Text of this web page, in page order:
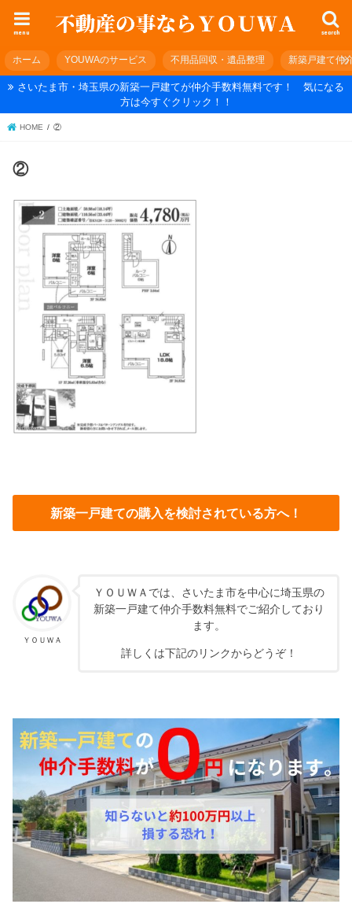
search
menu
ホーム YOUWAのサービス 不用品回収・遺品整理 新築戸建て仲
さいたま市・埼玉県の新築一戸建てが仲介手数料無料です！ 気になる
方は今すぐクリック！！
HOME ②
②
新築一戸建ての購入を検討されている方へ！
ＹＯＵＷＡ
ＹＯＵＷＡでは、さいたま市を中心に埼玉県の
新築一戸建て仲介手数料無料でご紹介しており
ます。
詳しくは下記のリンクからどうぞ！